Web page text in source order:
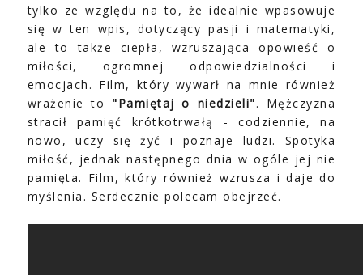
tylko ze względu na to, że idealnie wpasowuje
się w ten wpis, dotyczący pasji i matematyki,
ale to także ciepła, wzruszająca opowieść o
miłości, ogromnej odpowiedzialności i
emocjach. Film, który wywarł na mnie również
wrażenie to "Pamiętaj o niedzieli". Mężczyzna
stracił pamięć krótkotrwałą - codziennie, na
nowo, uczy się żyć i poznaje ludzi. Spotyka
miłość, jednak następnego dnia w ogóle jej nie
pamięta. Film, który również wzrusza i daje do
myślenia. Serdecznie polecam obejrzeć.